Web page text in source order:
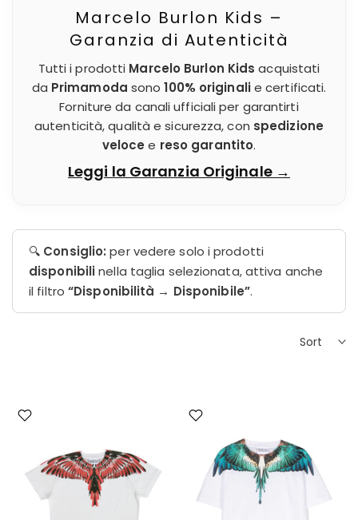
Marcelo Burlon Kids –
Garanzia di Autenticità
Tutti i prodotti Marcelo Burlon Kids acquistati
da Primamoda sono100% originalie certificati.
Forniture da canali ufficiali per garantirti
autenticità, qualità e sicurezza, con spedizione
veloce e reso garantito.
Leggi la Garanzia Originale →
🔍 Consiglio: per vedere solo i prodotti
disponibilinella taglia selezionata, attiva anche
il filtro “Disponibilità → Disponibile”.
Sort